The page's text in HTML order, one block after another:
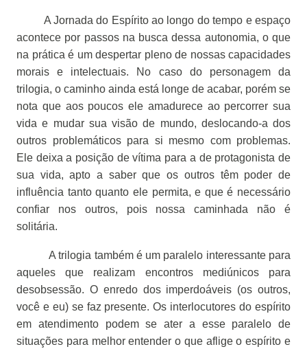
A Jornada do Espírito ao longo do tempo e espaço
acontece por passos na busca dessa autonomia, o que
na prática é um despertar pleno de nossas capacidades
morais e intelectuais. No caso do personagem da
trilogia, o caminho ainda está longe de acabar, porém se
nota que aos poucos ele amadurece ao percorrer sua
vida e mudar sua visão de mundo, deslocando-a dos
outros problemáticos para si mesmo com problemas.
Ele deixa a posição de vítima para a de protagonista de
sua vida, apto a saber que os outros têm poder de
influência tanto quanto ele permita, e que é necessário
confiar nos outros, pois nossa caminhada não é
solitária.
A trilogia também é um paralelo interessante para
aqueles que realizam encontros mediúnicos para
desobsessão. O enredo dos imperdoáveis (os outros,
você e eu) se faz presente. Os interlocutores do espírito
em atendimento podem se ater a esse paralelo de
situações para melhor entender o que aflige o espírito e